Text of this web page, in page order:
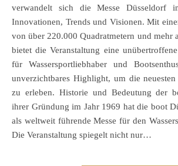
verwandelt sich die Messe Düsseldorf
Innovationen, Trends und Visionen. Mit
von über 220.000 Quadratmetern und mehr
bietet die Veranstaltung eine
für Wassersportliebhaber und
unverzichtbares Highlight, um die
zu erleben. Historie und Bedeutung der
ihrer Gründung im Jahr 1969 hat die boot
als weltweit führende Messe für den
Die Veranstaltung spiegelt nicht nur…